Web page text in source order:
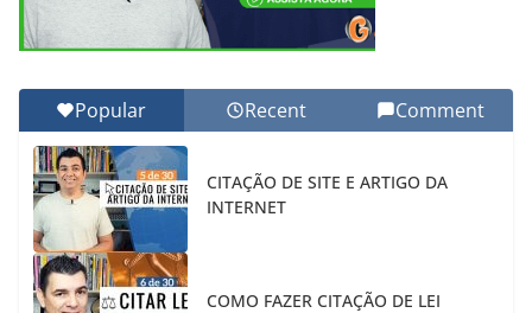
Popular Recent Comment
CITAÇÃO DE SITE E ARTIGO DA
INTERNET
COMO FAZER CITAÇÃO DE LEI